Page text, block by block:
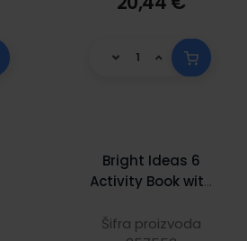
Bright Ideas 6
Activity Book with
Šifra proizvoda